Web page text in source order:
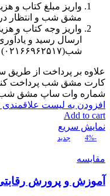
واریز مبلغ کتاب و
مشق شب و انتظار
واریز وجه کتاب و
ارسال رسید و
شب(۰۲۱۶۶۹۶۲۵۱۷) و انتظار دریافت کد پیگیری مرسوله
علاوه بر پرداخت از طریق
شماره وات ساپ مشق شب ۰۲۱۶۶۹۶۲۵۱۷ اطلاع رسانی
افزودن به لیست علاقمندی
Add to cart
نمایش سریع
-4% جدید
مقایسه
آموزش و پرورش رقابتی